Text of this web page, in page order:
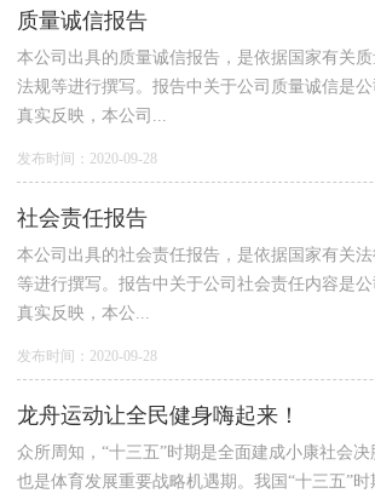
质量诚信报告
本公司出具的质量诚信报告，是依据国家有关质
法规等进行撰写。报告中关于公司质量诚信是
真实反映，本公司...
发布时间：2020-09-28
社会责任报告
本公司出具的社会责任报告，是依据国家有关
等进行撰写。报告中关于公司社会责任内容是
真实反映，本公...
发布时间：2020-09-28
龙舟运动让全民健身嗨起来！
众所周知，“十三五”时期是全面建成小康社会决
也是体育发展重要战略机遇期。我国“十三五”时